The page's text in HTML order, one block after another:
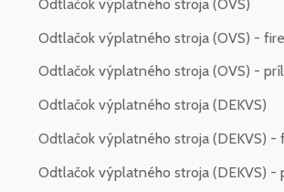
Odtlačok výplatného stroja (OVS)
Odtlačok výplatného stroja (OVS) -
Odtlačok výplatného stroja (OVS) -
Odtlačok výplatného stroja (DEKVS)
Odtlačok výplatného stroja (DEKVS) -
Odtlačok výplatného stroja (DEKVS)